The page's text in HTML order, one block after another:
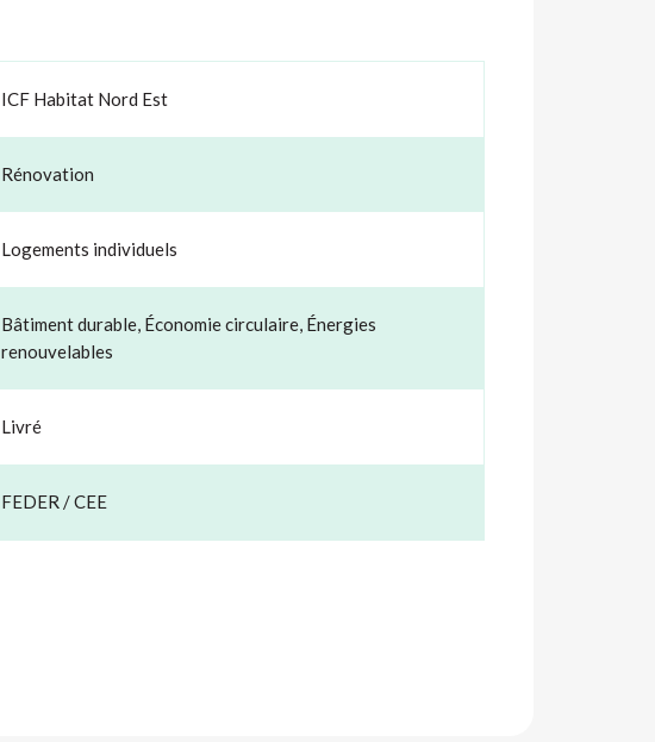
ICF Habitat Nord Est
Rénovation
Logements individuels
Bâtiment durable, Économie circulaire, Énergies
renouvelables
Livré
FEDER / CEE